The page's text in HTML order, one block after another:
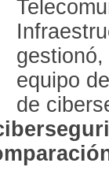
equipo
de